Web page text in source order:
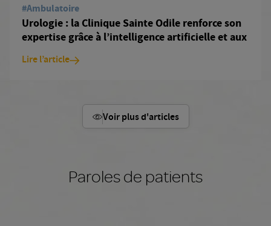
#Ambulatoire
Urologie : la Clinique Sainte Odile renforce son
expertise grâce à l’intelligence artificielle et aux
Lire l’article
Voir plus d'articles
Paroles de patients